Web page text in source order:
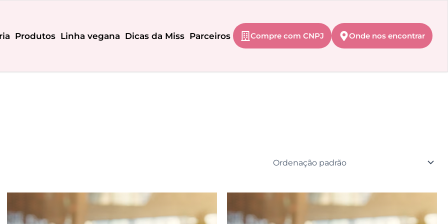
Produtos Linha vegana Dicas da Miss Parceiros Compre com CNPJ Onde nos encontrar